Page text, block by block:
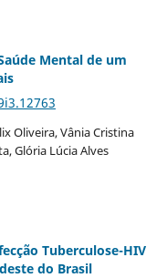
Mental de um
Oliveira, Vânia Cristina
Glória Lúcia Alves
Tuberculose-HIV
do Brasil